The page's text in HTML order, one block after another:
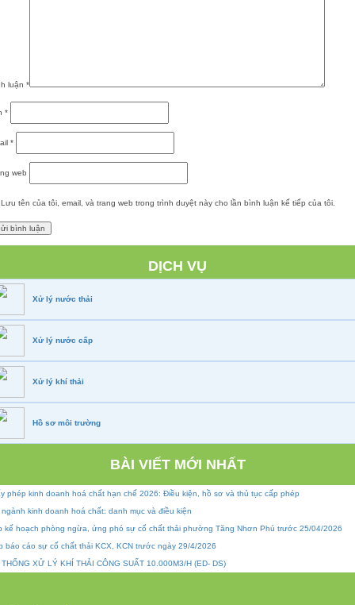
luận *
*
*
web
Lưu tên của tôi, email, và trang web trong trình duyệt này cho lần bình luận kế tiếp của tôi.
DỊCH VỤ
Xử lý nước thải
Xử lý nước cấp
Xử lý khí thải
Hồ sơ môi trường
BÀI VIẾT MỚI NHẤT
phép kinh doanh hoá chất hạn chế 2026: Điều kiện, hồ sơ và thủ tục cấp phép
ngành kinh doanh hoá chất: danh mục và điều kiện
kế hoạch phòng ngừa, ứng phó sự cố chất thải phường Tăng Nhơn Phú trước 25/04/2026
báo cáo sự cố chất thải KCX, KCN trước ngày 29/4/2026
THỐNG XỬ LÝ KHÍ THẢI CÔNG SUẤT 10.000M3/H (ED- DS)